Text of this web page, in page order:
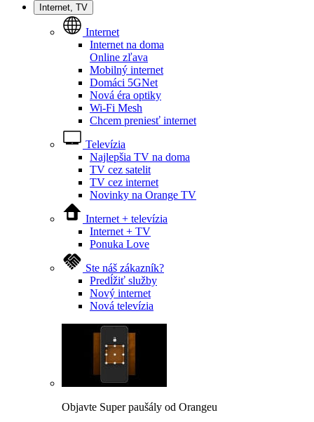
Internet, TV
Internet
Internet na doma
Online zľava
Mobilný internet
Domáci 5GNet
Nová éra optiky
Wi-Fi Mesh
Chcem preniesť internet
Televízia
Najlepšia TV na doma
TV cez satelit
TV cez internet
Novinky na Orange TV
Internet + televízia
Internet + TV
Ponuka Love
Ste náš zákazník?
Predĺžiť služby
Nový internet
Nová televízia
Objavte Super paušály od Orangeu